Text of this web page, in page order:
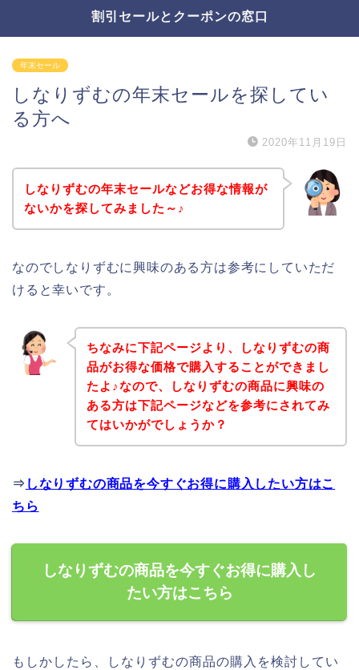
割引セールとクーポンの窓口
年末セール
しなりずむの年末セールを探してい
る方へ
2020年11月19日
しなりずむの年末セールなどお得な情報が
ないかを探してみました～♪
なのでしなりずむに興味のある方は参考にしていただ
けると幸いです。
ちなみに下記ページより、しなりずむの商
品がお得な価格で購入することができまし
たよ♪なので、しなりずむの商品に興味の
ある方は下記ページなどを参考にされてみ
てはいかがでしょうか？
⇒ しなりずむの商品を今すぐお得に購入したい方はこ
ちら
しなりずむの商品を今すぐお得に購入し
たい方はこちら
もしかしたら、しなりずむの商品の購入を検討してい